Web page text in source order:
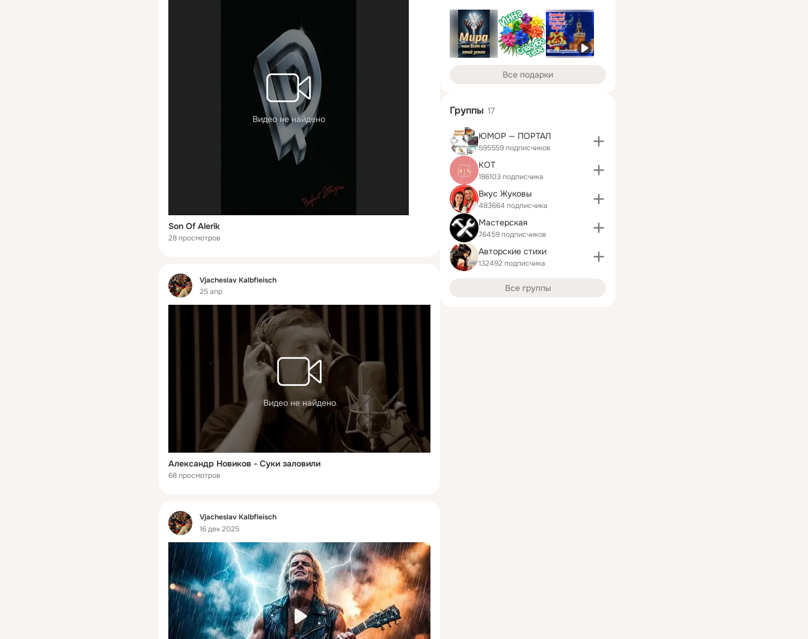
Видео не найдено
Son Of Alerik
28 просмотров
Фид
Vjacheslav Kalbfleisch
25 апр
Видео не найдено
Александр Новиков - Суки заловили
68 просмотров
Фид
Vjacheslav Kalbfleisch
16 дек 2025
Все подарки
Группы 17
ЮМОР — ПОРТАЛ
595559 подписчиков
КОТ
186103 подписчика
Вкус Жуковы
483664 подписчика
Мастерская
76459 подписчиков
Авторские стихи
132492 подписчика
Все группы